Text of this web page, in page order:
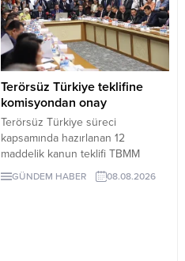
Terörsüz Türkiye teklifine
komisyondan onay
Terörsüz Türkiye süreci
kapsamında hazırlanan 12
maddelik kanun teklifi TBMM
Adalet Komisyonunda kabul edildi.
Teklif 5 ve 10 yıllık erteleme
GÜNDEM HABER 08.08.2026